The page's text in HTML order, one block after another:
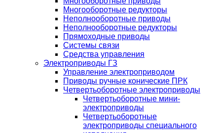
Многооборотные редукторы
Неполнооборотные приводы
Неполнооборотные редукторы
Прямоходные приводы
Системы связи
Средства управления
Электроприводы ГЗ
Управление электроприводом
Приводы ручные конические ПРК
Четвертьоборотные электроприводы
Четвертьоборотные мини-
электроприводы
Четвертьоборотные
электроприводы специального